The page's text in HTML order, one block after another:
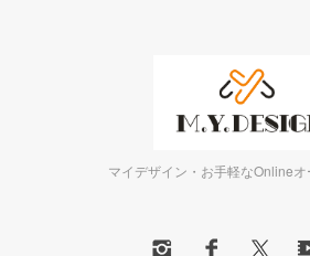
マイデザイン・お手軽なOnlineオ